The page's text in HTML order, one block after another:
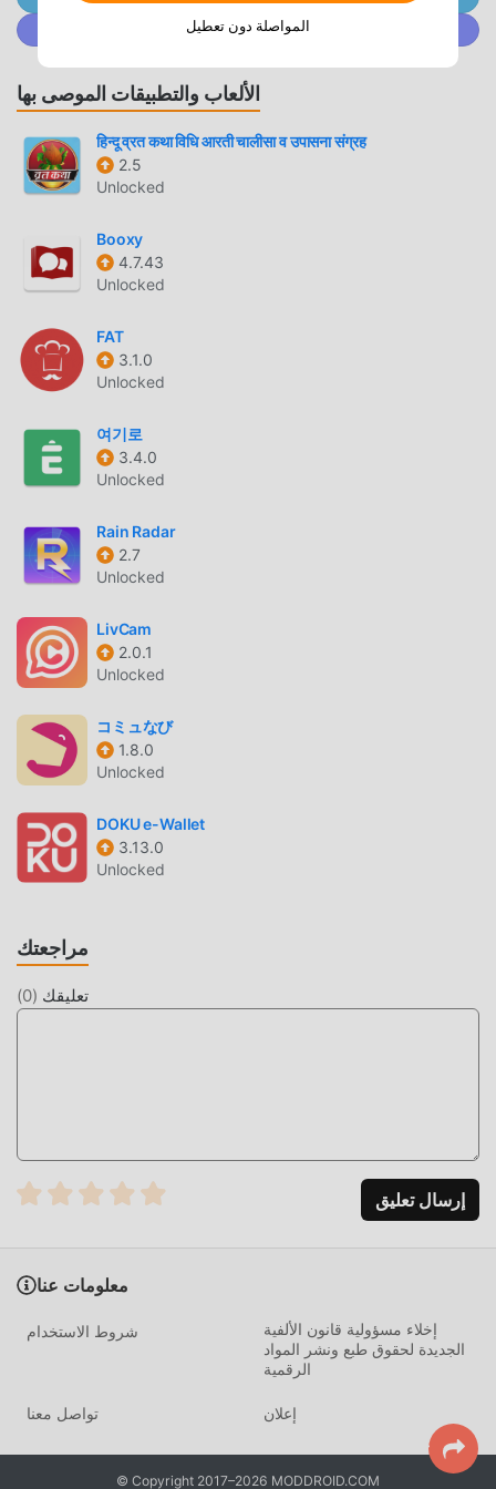
myFICO باعتباره تطبيقًا شائعًا جدًا life مؤخرًا ، فقد جذب عددًا كبيرًا
ترغب في تنزيل هذا التطبيق ، فإن moddroid هو خيارك الأفضل. لا
يوفر لك moddroid أحدث إصدار من myFICO 4.0.11.1 مجانًا ، ولكنه
التطبيق مجانا. يعد moddroid بأن جميع تعديلات myFICO لن تفرض
على المستخدمين أي رسوم ، وهي آمنة 100٪ ومتاحة ومجانية
myFICO 4.0.11.1 بنقرة واحدة. ماذا تنتظر ، قم بتنزيل moddroid
myFICO باعتباره تطبيقًا شائعًا life ، جذبت وظائفه القوية عددًا كبيرًا
من المستخدمين. مقارنةً بالتطبيقات التقليدية life ، يوفر myFICO
myFICO 4.0.11.1 ، يمكنك بسهولة تجربة جميع الوظائف ، وهي
مجانية تمامًا! بالإضافة إلى ذلك ، يدعم moddroid أيضًا تطبيق life
للمعجبين لتبادل الخبرات مع بعضهم البعض ، ومشاركة السعادة التي
انmyFICO 4.0.11.1 مجاني تمامًا ، ولكنه يرفق أيضًا إصدار التعديل ،
مما يوفر لك وظائف Free مجانًا ، يمكنك تجربة أعلى مستوى من
، تمت مصادقة جميع التعديلات يدويًا بواسطة moddroid ، فهي
مجانية ومتاحة بنسبة 100٪. الآن ، ما عليك سوى تنزيل moddroid
إلى العميل ، يمكنك تنزيل وتثبيت Freeاصدار التعديل myFICO
تثبيت moddroid بنقرة واحدة ، وهناك المزيد من تطبيقات mod
الآن!
الألعاب والتطبيقات الموصى بها
हिन्दू व्रत कथा विधि आरती चालीसा व उपासना संग्रह
2.5
Unlocked
Booxy
4.7.43
Unlocked
FAT
3.1.0
Unlocked
여기로
3.4.0
Unlocked
Rain Radar
2.7
Unlocked
LivCam
2.0.1
Unlocked
コミュなび
1.8.0
Unlocked
DOKU e-Wallet
3.13.0
Unlocked
مراجعتك
تعليقك (
0
)
إرسال تعليق
معلومات عنا
شروط الاستخدام
إخلاء مسؤولية قانون الألفية
الجديدة لحقوق طبع ونشر المواد
الرقمية
تواصل معنا إعلان
© Copyright 2017–2026 MODDROID.COM
المواصلة دون تعطيل